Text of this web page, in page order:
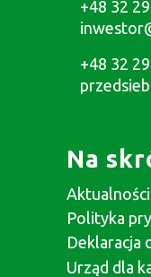
+48 32
+48 32
Na
Aktualności
Polityka
Deklaracja
Urząd dla